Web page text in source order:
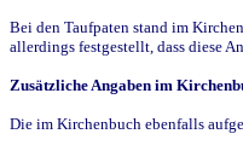
Bei den Taufpaten stand im
allerdings festgestellt, dass diese
Zusätzliche Angaben im
Die im Kirchenbuch ebenfalls